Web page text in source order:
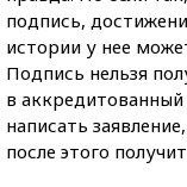
подпись,
истории у нее
Подпись нельзя
в
написать
после этого